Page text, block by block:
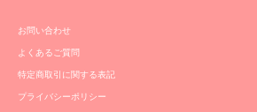
お問い合わせ
よくあるご質問
特定商取引に関する表記
プライバシーポリシー